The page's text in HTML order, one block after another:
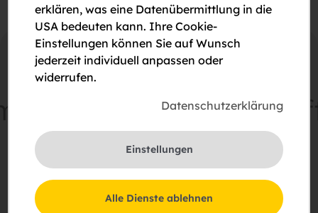
Zukunft
Schießstattring 37a, 3100 St. Pölten
pA Hietzinger Hauptstraße 119, 1130 Wien
erklären, was eine Datenübermittlung in die
USA bedeuten kann. Ihre Cookie-
Einstellungen können Sie auf Wunsch
jederzeit individuell anpassen oder
widerrufen.
Datenschutzerklärung
Einstellungen
Alle Dienste ablehnen